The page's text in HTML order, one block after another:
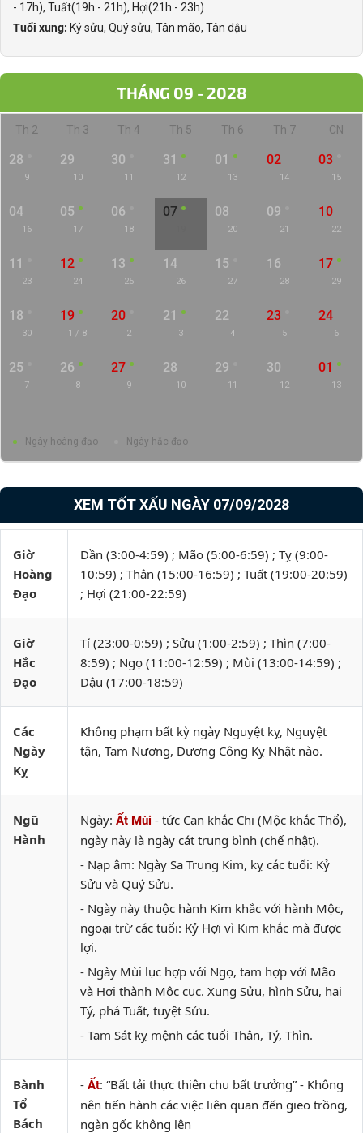
- 17h), Tuất(19h - 21h), Hợi(21h - 23h)
Tuổi xung: Kỷ sửu, Quý sửu, Tân mão, Tân dậu
THÁNG 09 - 2028
Th 2 Th 3 Th 4 Th 5 Th 6 Th 7 CN
28
9
29
10
30
11
31
12
01
13
02
14
03
15
04
16
05
17
06
18
07 08
20
09
21
10
22
11
23
12
24
13
25
14
26
15
27
16
28
17
29
18
30
19
1 / 8
20
2
21
3
22
4
23
5
24
6
25
7
26
8
27
9
28
10
29
11
30
12
01
13
Ngày hoàng đạo Ngày hắc đạo
XEM TỐT XẤU NGÀY 07/09/2028
Giờ
Hoàng
Đạo
Dần (3:00-4:59) ; Mão (5:00-6:59) ; Tỵ (9:00-
10:59) ; Thân (15:00-16:59) ; Tuất (19:00-20:59)
; Hợi (21:00-22:59)
Giờ
Hắc
Đạo
Tí (23:00-0:59) ; Sửu (1:00-2:59) ; Thìn (7:00-
8:59) ; Ngọ (11:00-12:59) ; Mùi (13:00-14:59) ;
Dậu (17:00-18:59)
Các
Ngày
Kỵ
Không phạm bất kỳ ngày Nguyệt kỵ, Nguyệt
tận, Tam Nương, Dương Công Kỵ Nhật nào.
Ngũ
Hành
Ngày: Ất Mùi - tức Can khắc Chi (Mộc khắc Thổ),
ngày này là ngày cát trung bình (chế nhật).
- Nạp âm: Ngày Sa Trung Kim, kỵ các tuổi: Kỷ
Sửu và Quý Sửu.
- Ngày này thuộc hành Kim khắc với hành Mộc,
ngoại trừ các tuổi: Kỷ Hợi vì Kim khắc mà được
lợi.
- Ngày Mùi lục hợp với Ngọ, tam hợp với Mão
và Hợi thành Mộc cục. Xung Sửu, hình Sửu, hại
Tý, phá Tuất, tuyệt Sửu.
- Tam Sát kỵ mệnh các tuổi Thân, Tý, Thìn.
Bành
Tổ
Bách
- Ất: “Bất tải thực thiên chu bất trưởng” - Không
nên tiến hành các việc liên quan đến gieo trồng,
ngàn gốc không lên